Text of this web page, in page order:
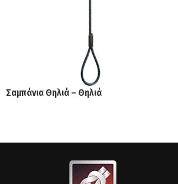
Σαμπάνια Θηλιά – Θηλιά